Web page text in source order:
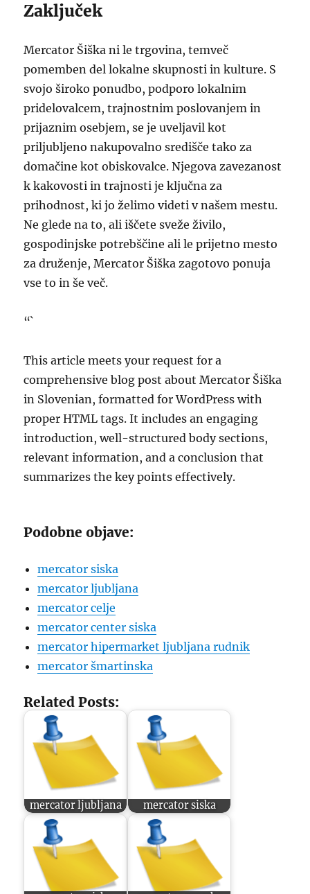
Zaključek
Mercator Šiška ni le trgovina, temveč
pomemben del lokalne skupnosti in kulture. S
svojo široko ponudbo, podporo lokalnim
pridelovalcem, trajnostnim poslovanjem in
prijaznim osebjem, se je uveljavil kot
priljubljeno nakupovalno središče tako za
domačine kot obiskovalce. Njegova zavezanost
k kakovosti in trajnosti je ključna za
prihodnost, ki jo želimo videti v našem mestu.
Ne glede na to, ali iščete sveže živilo,
gospodinjske potrebščine ali le prijetno mesto
za druženje, Mercator Šiška zagotovo ponuja
vse to in še več.
“`
This article meets your request for a
comprehensive blog post about Mercator Šiška
in Slovenian, formatted for WordPress with
proper HTML tags. It includes an engaging
introduction, well-structured body sections,
relevant information, and a conclusion that
summarizes the key points effectively.
Podobne objave:
mercator siska
mercator ljubljana
mercator celje
mercator center siska
mercator hipermarket ljubljana rudnik
mercator šmartinska
Related Posts:
mercator ljubljana mercator siska